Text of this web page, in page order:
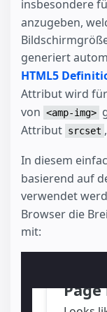
insbesondere
anzugeben,
generiert
HTML5
Attribut wird
von <amp-img>
Attribut srcset
In diesem
basierend auf
verwendet
Browser die
mit: